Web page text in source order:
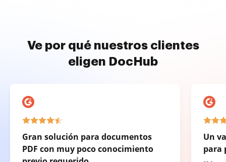
Ve por qué nuestros clientes
eligen DocHub
Gran solución para documentos
PDF con muy poco conocimiento
Un
para